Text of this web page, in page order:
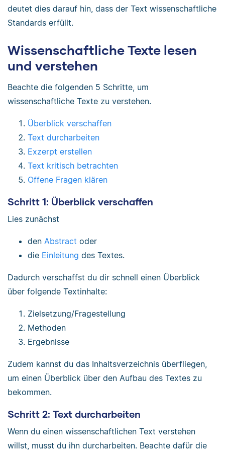
deutet dies darauf hin, dass der Text wissenschaftliche
Standards erfüllt.
Wissenschaftliche Texte lesen
und verstehen
Beachte die folgenden 5 Schritte, um
wissenschaftliche Texte zu verstehen.
Überblick verschaffen
Text durcharbeiten
Exzerpt erstellen
Text kritisch betrachten
Offene Fragen klären
Schritt 1: Überblick verschaffen
Lies zunächst
den Abstract oder
die Einleitung des Textes.
Dadurch verschaffst du dir schnell einen Überblick
über folgende Textinhalte:
Zielsetzung/Fragestellung
Methoden
Ergebnisse
Zudem kannst du das Inhaltsverzeichnis überfliegen,
um einen Überblick über den Aufbau des Textes zu
bekommen.
Schritt 2: Text durcharbeiten
Wenn du einen wissenschaftlichen Text verstehen
willst, musst du ihn durcharbeiten. Beachte dafür die